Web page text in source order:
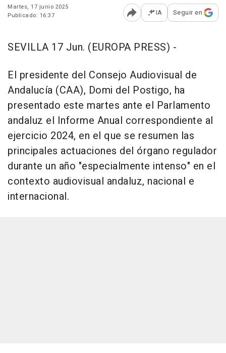
Martes, 17 junio 2025
Publicado: 16:37
Abrir opciones para
IA Seguir en
SEVILLA 17 Jun. (EUROPA PRESS) -
El presidente del Consejo Audiovisual de
Andalucía (CAA), Domi del Postigo, ha
presentado este martes ante el Parlamento
andaluz el Informe Anual correspondiente al
ejercicio 2024, en el que se resumen las
principales actuaciones del órgano regulador
durante un año "especialmente intenso" en el
contexto audiovisual andaluz, nacional e
internacional.